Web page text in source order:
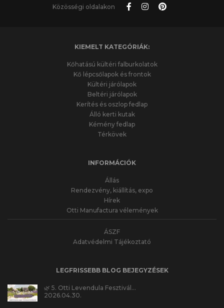
Közösségi oldalakon
KIEMELT KATEGÓRIÁK:
Kőhatású kültéri falburkolatok
Kő lépcsőlapok és frontok
Kültéri járólapok
Beltéri járólapok
Kerítés és oszlop fedlap
Álló kerti kutak
Kémény fedlap
Térkövek
INFORMÁCIÓK
Állás
Rendezvény, kiállítás, expo
Hírek
Otti Manufactura vélemények
ÁSZF
Adatvédelmi Tájékoztató
LEGFRISSEBB BLOG BEJEGYZÉSEK
🌿 5. Otti Levendula Fesztivál…
2026.04.30.